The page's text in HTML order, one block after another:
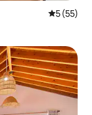
5 (55)